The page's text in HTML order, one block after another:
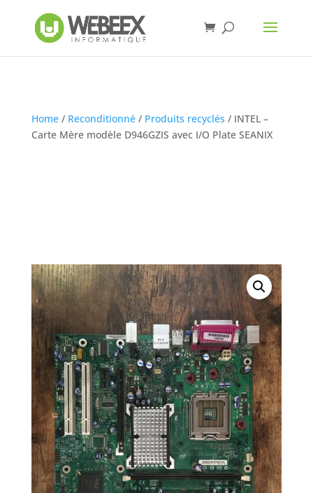
Home/ Reconditionné/ Produits recyclés / INTEL –
Carte Mère modèle D946GZIS avec I/O Plate SEANIX